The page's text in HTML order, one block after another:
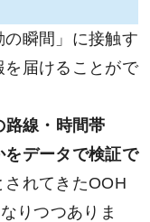
瞬間」に接触す
を届けることがで
路線・時間帯
データで検証で
されてきたOOH
りつつありま